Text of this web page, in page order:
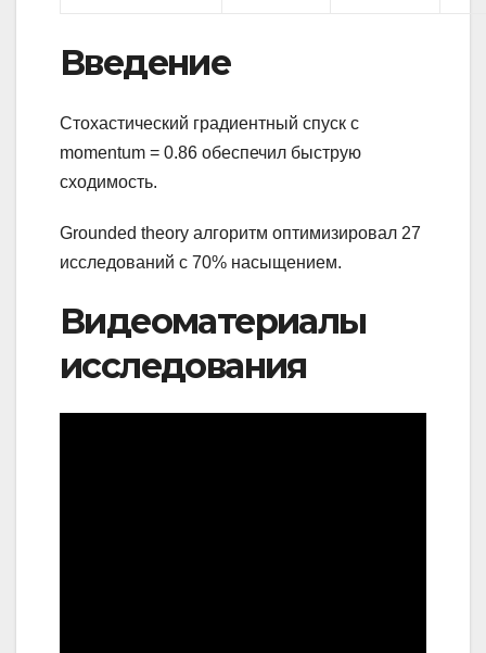
Введение
Стохастический градиентный спуск с
momentum = 0.86 обеспечил быструю
сходимость.
Grounded theory алгоритм оптимизировал 27
исследований с 70% насыщением.
Видеоматериалы
исследования